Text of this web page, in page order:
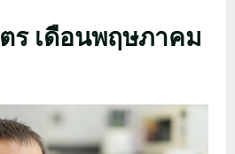
ร เดือนพฤษภาคม